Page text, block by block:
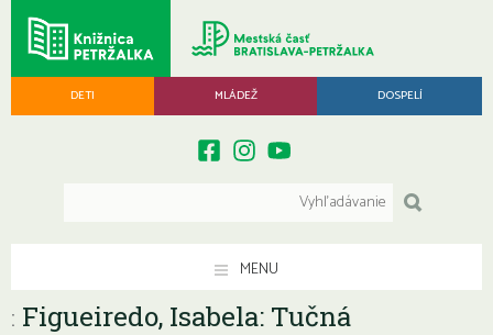
DETI MLÁDEŽ DOSPELÍ
MENU
: Figueiredo, Isabela: Tučná